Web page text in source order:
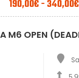
190,00€-340,00€
M6 OPEN